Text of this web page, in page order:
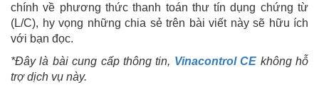
chính về phương thức thanh toán thư tín dụng chứng từ
(L/C), hy vọng những chia sẻ trên bài viết này sẽ hữu ích
với bạn đọc.
*Đây là bài cung cấp thông tin, Vinacontrol CE không hỗ
trợ dịch vụ này.